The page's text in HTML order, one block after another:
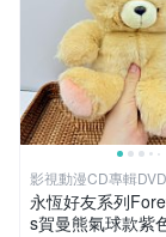
影視動漫CD專輯DVD
永恆好友系列
s賀曼熊氣球款紫